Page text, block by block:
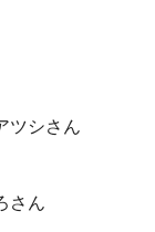
ツシさん
さん